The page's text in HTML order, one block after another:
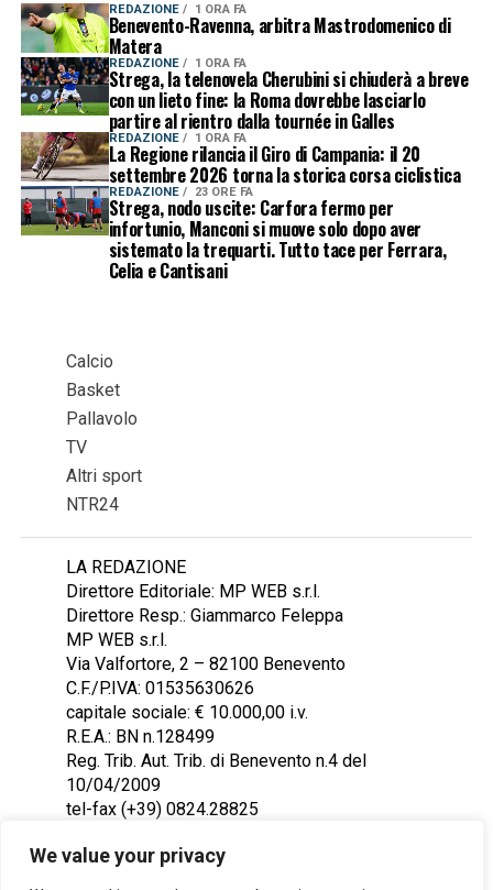
We value your privacy
REDAZIONE 1 ORA FA
Benevento-Ravenna, arbitra Mastrodomenico di
Matera
REDAZIONE 1 ORA FA
Strega, la telenovela Cherubini si chiuderà a breve
con un lieto fine: la Roma dovrebbe lasciarlo
partire al rientro dalla tournée in Galles
REDAZIONE 1 ORA FA
La Regione rilancia il Giro di Campania: il 20
settembre 2026 torna la storica corsa ciclistica
REDAZIONE 23 ORE FA
Strega, nodo uscite: Carfora fermo per
infortunio, Manconi si muove solo dopo aver
sistemato la trequarti. Tutto tace per Ferrara,
Celia e Cantisani
Calcio
Basket
Pallavolo
TV
Altri sport
NTR24
LA REDAZIONE
Direttore Editoriale: MP WEB s.r.l.
Direttore Resp.: Giammarco Feleppa
MP WEB s.r.l.
Via Valfortore, 2 – 82100 Benevento
C.F./P.IVA: 01535630626
capitale sociale: € 10.000,00 i.v.
R.E.A.: BN n.128499
Reg. Trib. Aut. Trib. di Benevento n.4 del
10/04/2009
tel-fax (+39) 0824.28825